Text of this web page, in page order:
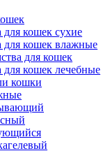
для кошек сухие
для кошек влажные
для кошек
для кошек лечебные
кошки